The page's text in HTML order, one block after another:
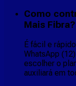
Como
Mais Fibra?
É fácil e
WhatsApp
escolher o
auxiliará em